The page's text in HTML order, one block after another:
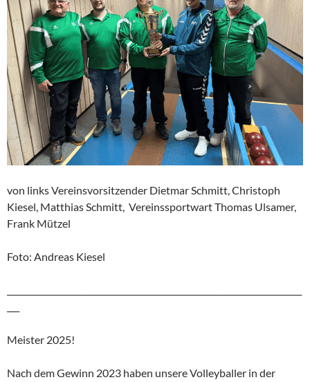
von links Vereinsvorsitzender Dietmar Schmitt, Christoph
Kiesel, Matthias Schmitt, Vereinssportwart Thomas Ulsamer,
Frank Mützel
Foto: Andreas Kiesel
Meister 2025!
Nach dem Gewinn 2023 haben unsere Volleyballer in der